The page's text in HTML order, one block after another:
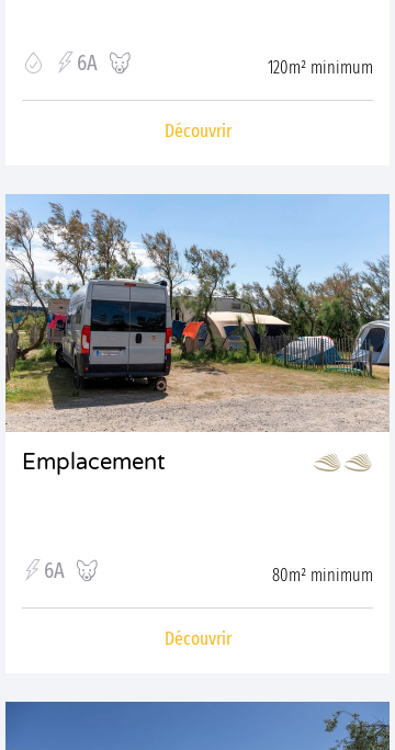
6A 120m² minimum
Découvrir
Emplacement
6A 80m² minimum
Découvrir